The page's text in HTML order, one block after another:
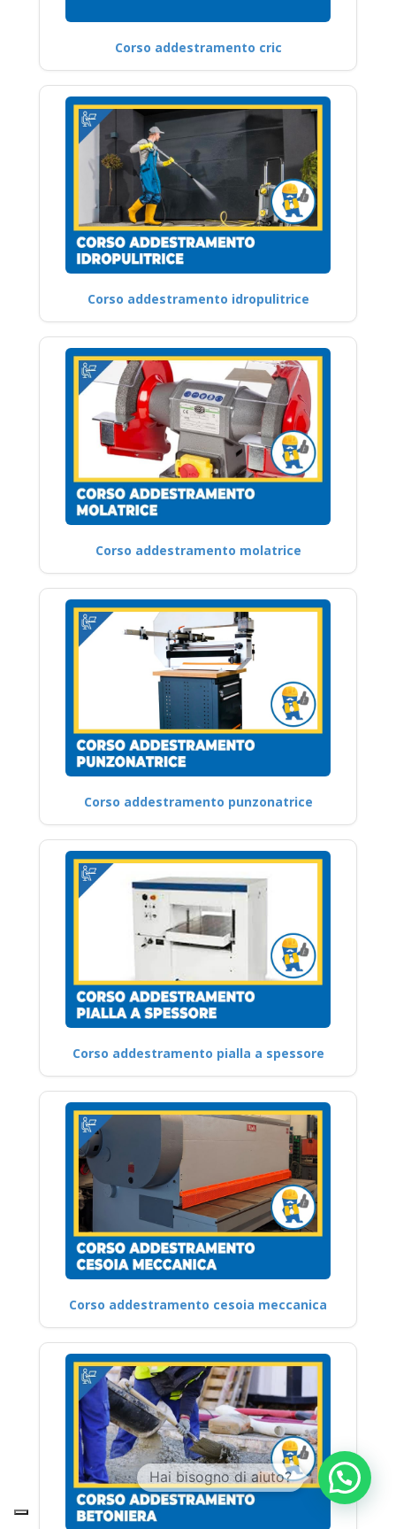
Corso addestramento cric
Corso addestramento idropulitrice
Corso addestramento molatrice
Corso addestramento punzonatrice
Corso addestramento pialla a spessore
Corso addestramento cesoia meccanica